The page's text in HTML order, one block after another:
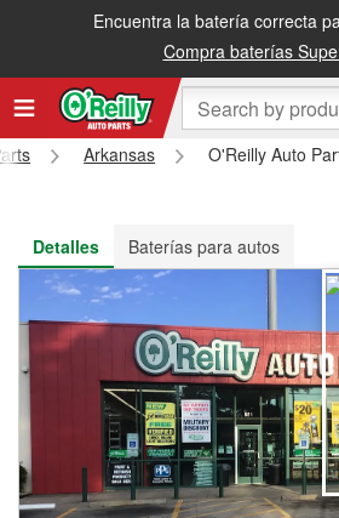
Encuentra la batería correcta
Compra baterías
Recibe tu orden gratis al día siguiente
Arkansas
O'Reilly Auto
Detalles
Baterías para autos